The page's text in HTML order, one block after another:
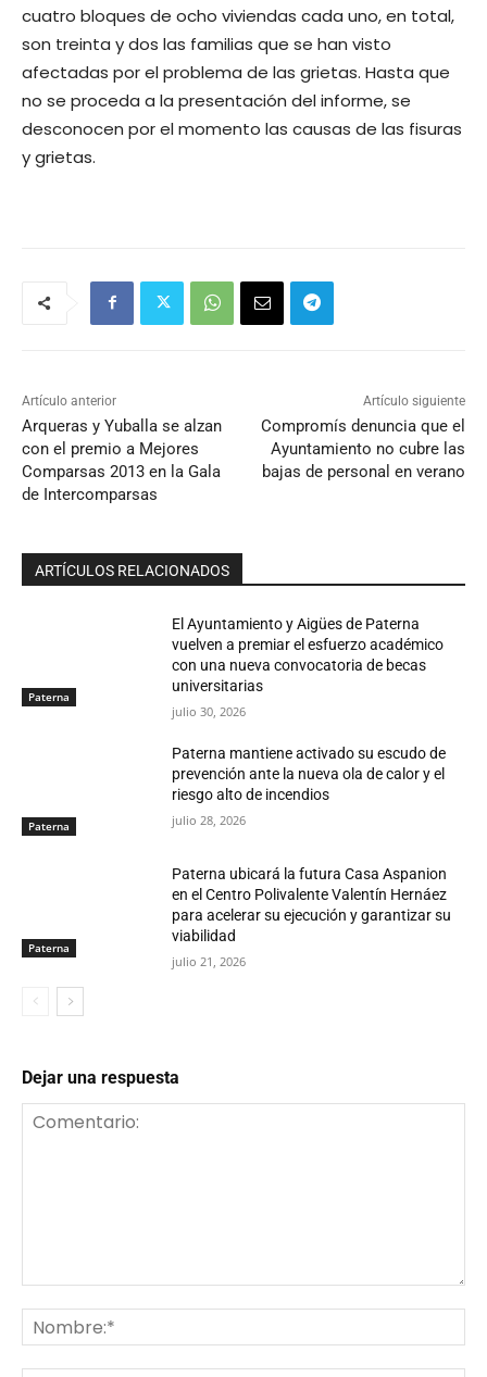
cuatro bloques de ocho viviendas cada uno, en total,
son treinta y dos las familias que se han visto
afectadas por el problema de las grietas. Hasta que
no se proceda a la presentación del informe, se
desconocen por el momento las causas de las fisuras
y grietas.
Artículo anterior
Arqueras y Yuballa se alzan
con el premio a Mejores
Comparsas 2013 en la Gala
de Intercomparsas
Artículo siguiente
Compromís denuncia que el
Ayuntamiento no cubre las
bajas de personal en verano
ARTÍCULOS RELACIONADOS
Paterna
El Ayuntamiento y Aigües de Paterna
vuelven a premiar el esfuerzo académico
con una nueva convocatoria de becas
universitarias
julio 30, 2026
Paterna
Paterna mantiene activado su escudo de
prevención ante la nueva ola de calor y el
riesgo alto de incendios
julio 28, 2026
Paterna
Paterna ubicará la futura Casa Aspanion
en el Centro Polivalente Valentín Hernáez
para acelerar su ejecución y garantizar su
viabilidad
julio 21, 2026
Dejar una respuesta